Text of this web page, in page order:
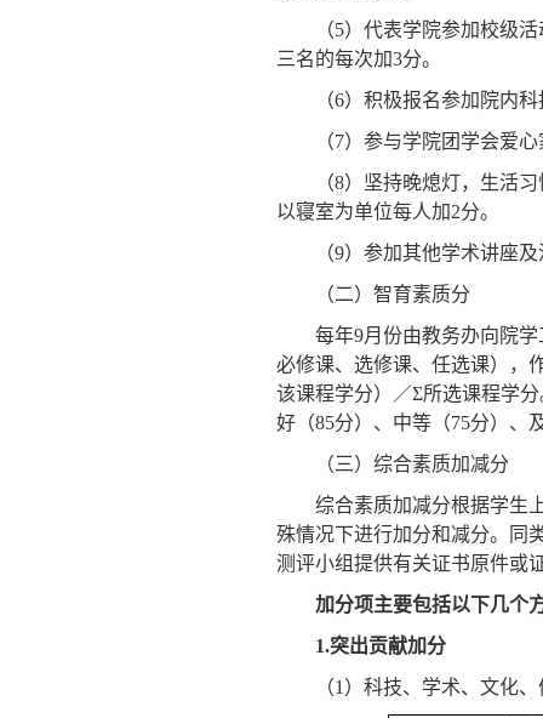
（5）代表学院参加校级
三名的每次加3分。
（6）积极报名参加院内
（7）参与学院团学会爱
（8）坚持晚熄灯，生活
以寝室为单位每人加2分。
（9）参加其他学术讲座
（二）智育素质分
每年9月份由教务办向院
必修课、选修课、任选课），
该课程学分）／Σ所选课程学
好（85分）、中等（75分）、
（三）综合素质加减分
综合素质加减分根据学生
殊情况下进行加分和减分。同
测评小组提供有关证书原件或
加分项主要包括以下几个
1.突出贡献加分
（1 ） 科技、学术、文化